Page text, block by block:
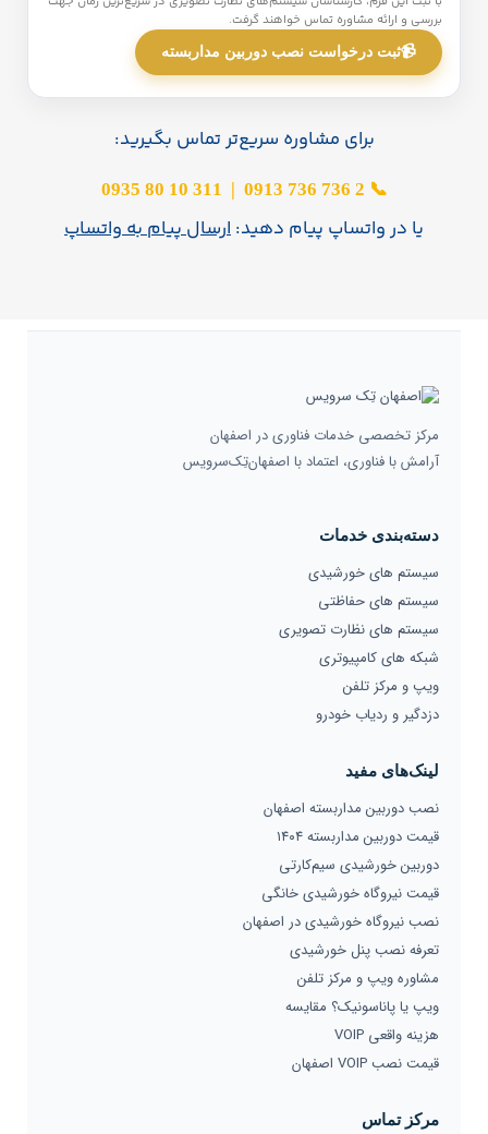
بررسی و ارائه مشاوره تماس خواهند گرفت.
📹ثبت درخواست نصب دوربین مداربسته
برای مشاوره سریع‌تر تماس بگیرید:
📞
2 736 736 0913
|
311 10 80 0935
یا در واتساپ پیام دهید:ارسال پیام به واتساپ
مرکز تخصصی خدمات فناوری در اصفهان
آرامش با فناوری، اعتماد با اصفهان‌تِک‌سرویس
دسته‌بندی خدمات
سیستم های خورشیدی
سیستم های حفاظتی
سیستم های نظارت تصویری
شبکه های کامپیوتری
ویپ و مرکز تلفن
دزدگیر و ردیاب خودرو
لینک‌های مفید
نصب دوربین مداربسته اصفهان
قیمت دوربین مداربسته ۱۴۰۴
دوربین خورشیدی سیم‌کارتی
قیمت نیروگاه خورشیدی خانگی
نصب نیروگاه خورشیدی در اصفهان
تعرفه نصب پنل خورشیدی
مشاوره ویپ و مرکز تلفن
ویپ یا پاناسونیک؟ مقایسه
هزینه واقعی VOIP
قیمت نصب VOIP اصفهان
مرکز تماس